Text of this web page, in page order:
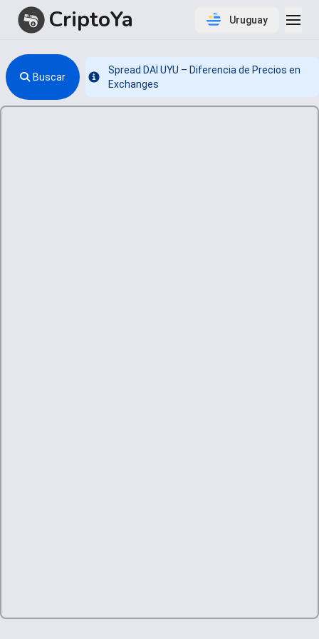
CriptoYa Uruguay
Buscar
Info
Spread DAI UYU – Diferencia de Precios en
Exchanges